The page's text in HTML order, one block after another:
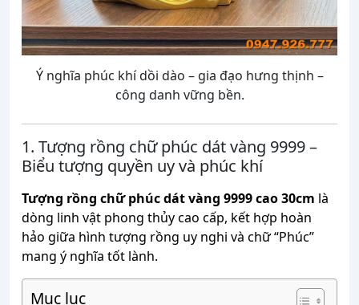
Ý nghĩa phúc khí dồi dào – gia đạo hưng thịnh –
công danh vững bền.
1. Tượng rồng chữ phúc dát vàng 9999 –
Biểu tượng quyền uy và phúc khí
Tượng rồng chữ phúc dát vàng 9999 cao 30cm là
dòng linh vật phong thủy cao cấp, kết hợp hoàn
hảo giữa hình tượng rồng uy nghi và chữ “Phúc”
mang ý nghĩa tốt lành.
Mục lục